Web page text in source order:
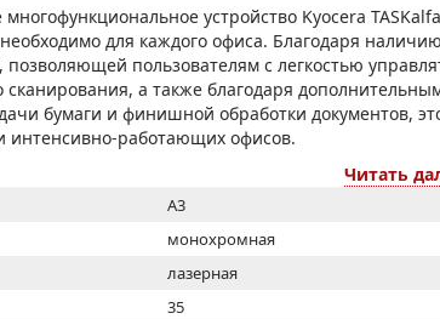
МОНОХРОМНЫЕ
устройство Kyocera TASKalfa
для каждого офиса. Благодаря наличию
пользователям с легкостью
а также благодаря
бумаги и финишной обработки документов,
работающих офисов.
Читать
A3
монохромная
лазерная
35